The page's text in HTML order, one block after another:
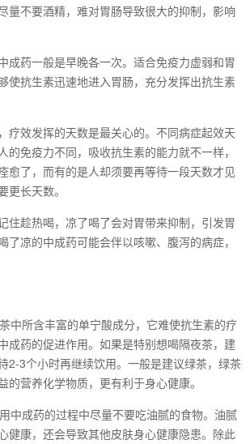
量不要酒精，难对胃肠导致很大的抑制，影响
成药一般是早晚各一次。适合免疫力虚弱和胃
使抗生素迅速地进入胃肠，充分发挥出抗生素
疗效发挥的天数是最关心的。不同病症起效天
的免疫力不同，吸收抗生素的能力就不一样，
愈了，而有的是人却须要再等待一段天数才见
更长天数。
住趁热喝，凉了喝了会对胃带来抑制，引发胃
了凉的中成药可能会伴以咳嗽、腹泻的病症，
中所含丰富的单宁酸成分，它难使抗生素的疗
成药的促进作用。如果是特别想喝隔夜茶，建
2-3个小时再继续饮用。一般是建议绿茶，绿茶
的营养化学物质，更有利于身心健康。
中成药的过程中尽量不要吃油腻的食物。油腻
健康，还会导致其他皮肤身心健康隐患。除此